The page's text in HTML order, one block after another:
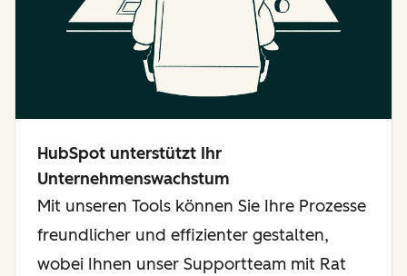
HubSpot unterstützt Ihr
Unternehmenswachstum
Mit unseren Tools können Sie Ihre Prozesse
freundlicher und effizienter gestalten,
wobei Ihnen unser Supportteam mit Rat